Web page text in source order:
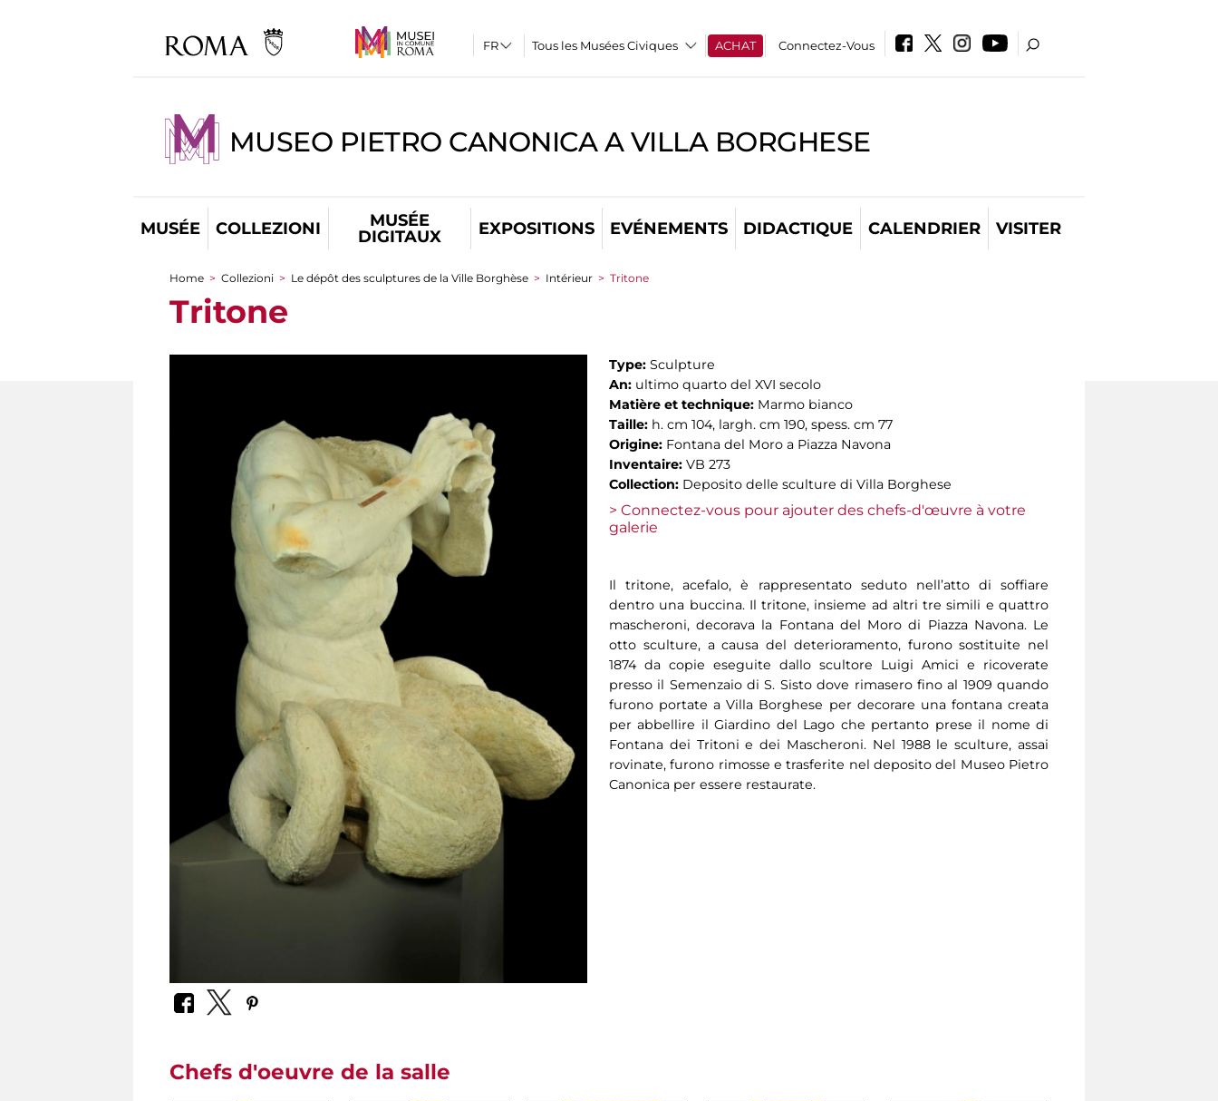
Tous les Musées Civiques ACHAT Connectez-Vous
MUSEO PIETRO CANONICA A VILLA BORGHESE
MUSÉE COLLEZIONI
MUSÉE
DIGITAUX
EXPOSITIONS EVÉNEMENTS DIDACTIQUE CALENDRIER VISITER
You are here
Home > Collezioni > Le dépôt des sculptures de la Ville Borghèse > Intérieur > Tritone
Tritone
Type: Sculpture
An: ultimo quarto del XVI secolo
Matière et technique: Marmo bianco
Taille: h. cm 104, largh. cm 190, spess. cm 77
Origine: Fontana del Moro a Piazza Navona
Inventaire: VB 273
Collection: Deposito delle sculture di Villa Borghese
> Connectez-vous pour ajouter des chefs-d'œuvre à votre
galerie
Il tritone, acefalo, è rappresentato seduto nell’atto di soffiare
dentro una buccina. Il tritone, insieme ad altri tre simili e quattro
mascheroni, decorava la Fontana del Moro di Piazza Navona. Le
otto sculture, a causa del deterioramento, furono sostituite nel
1874 da copie eseguite dallo scultore Luigi Amici e ricoverate
presso il Semenzaio di S. Sisto dove rimasero fino al 1909 quando
furono portate a Villa Borghese per decorare una fontana creata
per abbellire il Giardino del Lago che pertanto prese il nome di
Fontana dei Tritoni e dei Mascheroni. Nel 1988 le sculture, assai
rovinate, furono rimosse e trasferite nel deposito del Museo Pietro
Canonica per essere restaurate.
Chefs d'oeuvre de la salle